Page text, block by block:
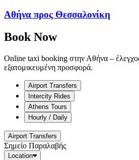
Αθήνα προς Θεσσαλονίκη
Book Now
Online taxi booking στην Αθήνα –
εξατομικευμένη προσφορά.
Airport Transfers
Intercity Rides
Athens Tours
Hourly / Daily
Airport Transfers
Σημείο Παραλαβής
Location